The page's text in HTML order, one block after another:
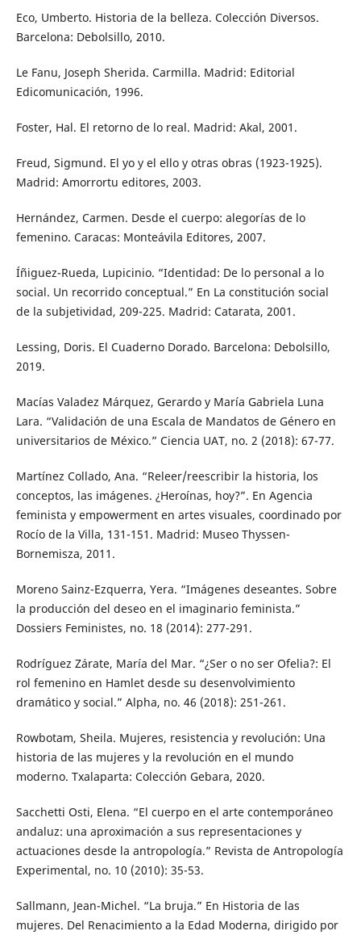
Eco, Umberto. Historia de la belleza. Colección Diversos.
Barcelona: Debolsillo, 2010.
Le Fanu, Joseph Sherida. Carmilla. Madrid: Editorial
Edicomunicación, 1996.
Foster, Hal. El retorno de lo real. Madrid: Akal, 2001.
Freud, Sigmund. El yo y el ello y otras obras (1923-1925).
Madrid: Amorrortu editores, 2003.
Hernández, Carmen. Desde el cuerpo: alegorías de lo
femenino. Caracas: Monteávila Editores, 2007.
Íñiguez-Rueda, Lupicinio. “Identidad: De lo personal a lo
social. Un recorrido conceptual.” En La constitución social
de la subjetividad, 209-225. Madrid: Catarata, 2001.
Lessing, Doris. El Cuaderno Dorado. Barcelona: Debolsillo,
2019.
Macías Valadez Márquez, Gerardo y María Gabriela Luna
Lara. “Validación de una Escala de Mandatos de Género en
universitarios de México.” Ciencia UAT, no. 2 (2018): 67-77.
Martínez Collado, Ana. “Releer/reescribir la historia, los
conceptos, las imágenes. ¿Heroínas, hoy?”. En Agencia
feminista y empowerment en artes visuales, coordinado por
Rocío de la Villa, 131-151. Madrid: Museo Thyssen-
Bornemisza, 2011.
Moreno Sainz-Ezquerra, Yera. “Imágenes deseantes. Sobre
la producción del deseo en el imaginario feminista.”
Dossiers Feministes, no. 18 (2014): 277-291.
Rodríguez Zárate, María del Mar. “¿Ser o no ser Ofelia?: El
rol femenino en Hamlet desde su desenvolvimiento
dramático y social.” Alpha, no. 46 (2018): 251-261.
Rowbotam, Sheila. Mujeres, resistencia y revolución: Una
historia de las mujeres y la revolución en el mundo
moderno. Txalaparta: Colección Gebara, 2020.
Sacchetti Osti, Elena. “El cuerpo en el arte contemporáneo
andaluz: una aproximación a sus representaciones y
actuaciones desde la antropología.” Revista de Antropología
Experimental, no. 10 (2010): 35-53.
Sallmann, Jean-Michel. “La bruja.” En Historia de las
mujeres. Del Renacimiento a la Edad Moderna, dirigido por